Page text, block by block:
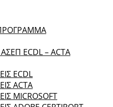
ECDL – ACTA
ECDL
ACTA
MICROSOFT